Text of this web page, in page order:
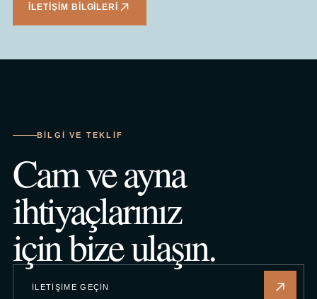
İLETIŞIM BILGILERI
BILGI VE TEKLIF
Cam ve ayna
ihtiyaçlarınız
için bize ulaşın.
İLETIŞIME GEÇIN